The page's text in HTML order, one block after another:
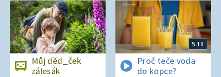
Můj děd_ček
zálesák
5:18
Proč teče voda
do kopce?